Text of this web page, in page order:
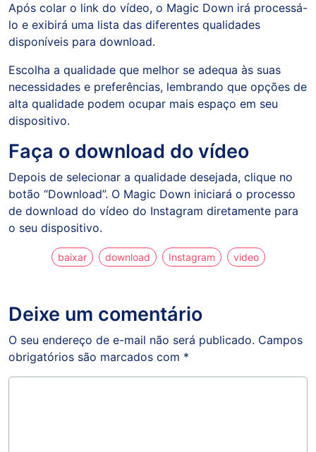
Após colar o link do vídeo, o Magic Down irá processá-
lo e exibirá uma lista das diferentes qualidades
disponíveis para download.
Escolha a qualidade que melhor se adequa às suas
necessidades e preferências, lembrando que opções de
alta qualidade podem ocupar mais espaço em seu
dispositivo.
Faça o download do vídeo
Depois de selecionar a qualidade desejada, clique no
botão “Download”. O Magic Down iniciará o processo
de download do vídeo do Instagram diretamente para
o seu dispositivo.
baixar download Instagram video
Deixe um comentário
O seu endereço de e-mail não será publicado. Campos
obrigatórios são marcados com *